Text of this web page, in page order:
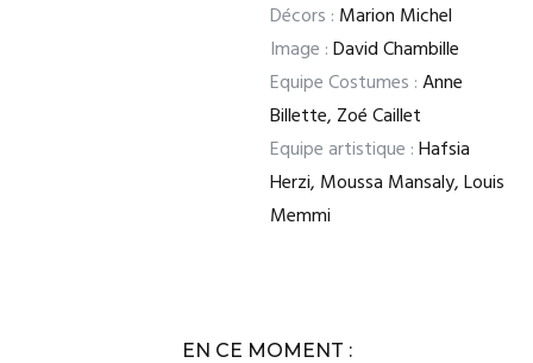
Décors : Marion Michel
Image :David Chambille
Equipe Costumes :Anne
Billette, Zoé Caillet
Equipe artistique :Hafsia
Herzi, Moussa Mansaly, Louis
Memmi
EN CE MOMENT :